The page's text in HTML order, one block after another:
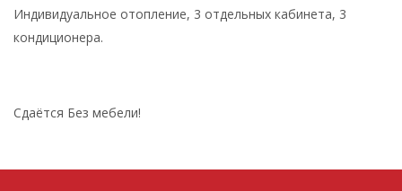
Индивидуальное отопление, 3 отдельных кабинета, 3
кондиционера.
Сдаётся Без мебели!